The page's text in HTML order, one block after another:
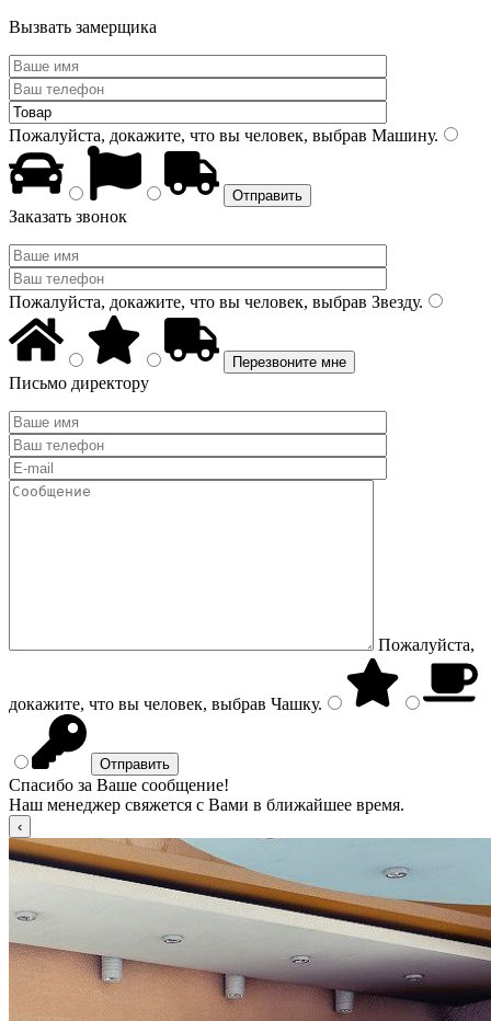
Вызвать замерщика
Пожалуйста, докажите, что вы человек, выбрав Машину.
Заказать звонок
Пожалуйста, докажите, что вы человек, выбрав Звезду.
Письмо директору
Пожалуйста,
докажите, что вы человек, выбрав Чашку.
Спасибо за Ваше сообщение!
Наш менеджер свяжется с Вами в ближайшее время.